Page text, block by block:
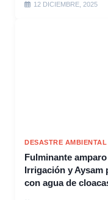
12 DICIEMBRE, 2025
DESASTRE
Fulminante
Irrigación y Aysam
con agua de